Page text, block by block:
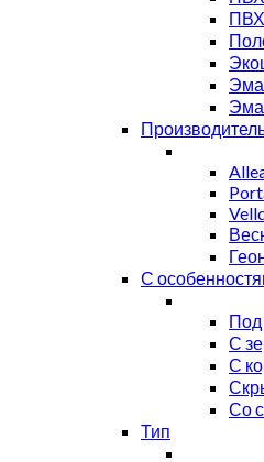
С
Под
С
С
Со
Тип